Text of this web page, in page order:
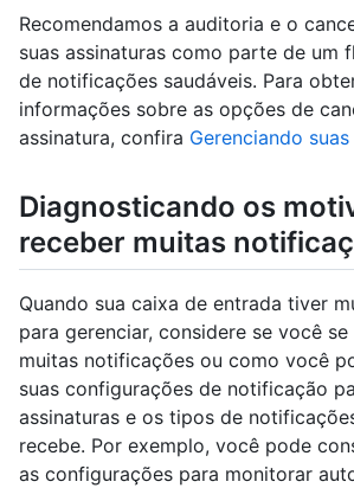
Recomendamos a auditoria e o
suas assinaturas como parte de um
de notificações saudáveis. Para
informações sobre as opções de
assinatura, confira Gerenciando
Diagnosticando os
receber muitas
Quando sua caixa de entrada tiver
para gerenciar, considere se você se
muitas notificações ou como você
suas configurações de notificação
assinaturas e os tipos de
recebe. Por exemplo, você pode
as configurações para monitorar